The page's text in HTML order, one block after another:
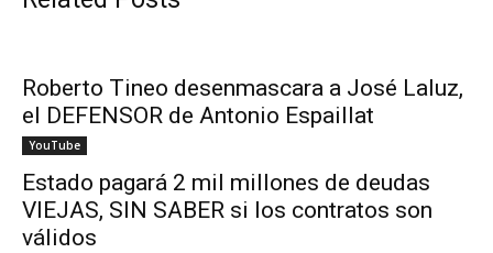
Roberto Tineo desenmascara a José Laluz,
el DEFENSOR de Antonio Espaillat
YouTube
Estado pagará 2 mil millones de deudas
VIEJAS, SIN SABER si los contratos son
válidos